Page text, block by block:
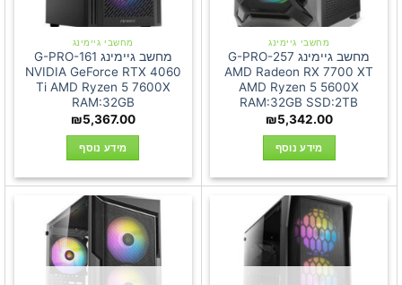
מחשבי גיימינג
מחשב גיימינג G-PRO-257
AMD Radeon RX 7700 XT
AMD Ryzen 5 5600X
RAM:32GB SSD:2TB
₪5,342.00
מידע נוסף
מחשבי גיימינג
מחשב גיימינג G-PRO-161
NVIDIA GeForce RTX 4060
Ti AMD Ryzen 5 7600X
RAM:32GB
₪5,367.00
מידע נוסף